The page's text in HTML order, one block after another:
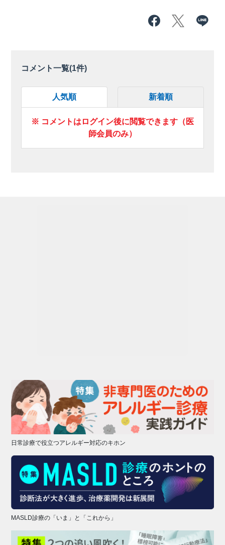
コメント一覧(1件)
人気順 新着順
※ コメントはログイン後に閲覧できます（医
師会員のみ）
日常診療で役立つアレルギー対応のキホン
MASLD診療の「いま」と「これから」